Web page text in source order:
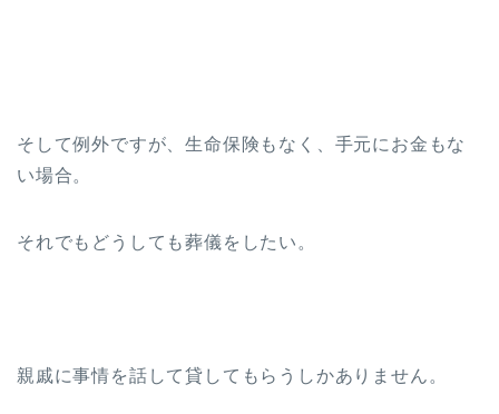
そして例外ですが、生命保険もなく、手元にお金もな
い場合。
それでもどうしても葬儀をしたい。
親戚に事情を話して貸してもらうしかありません。